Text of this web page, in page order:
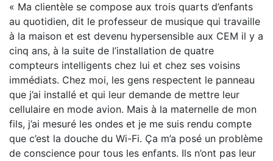
« Ma clientèle se compose aux trois quarts d’enfants
au quotidien, dit le professeur de musique qui travaille
à la maison et est devenu hypersensible aux CEM il y a
cinq ans, à la suite de l’installation de quatre
compteurs intelligents chez lui et chez ses voisins
immédiats. Chez moi, les gens respectent le panneau
que j’ai installé et qui leur demande de mettre leur
cellulaire en mode avion. Mais à la maternelle de mon
fils, j’ai mesuré les ondes et je me suis rendu compte
que c’est la douche du Wi-Fi. Ça m’a posé un problème
de conscience pour tous les enfants. Ils n’ont pas leur